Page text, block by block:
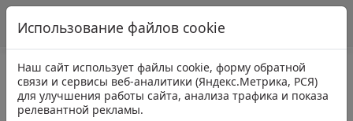
Использование файлов cookie
Наш сайт использует файлы cookie, форму обратной
связи и сервисы веб-аналитики (Яндекс.Метрика, РСЯ)
для улучшения работы сайта, анализа трафика и показа
релевантной рекламы.